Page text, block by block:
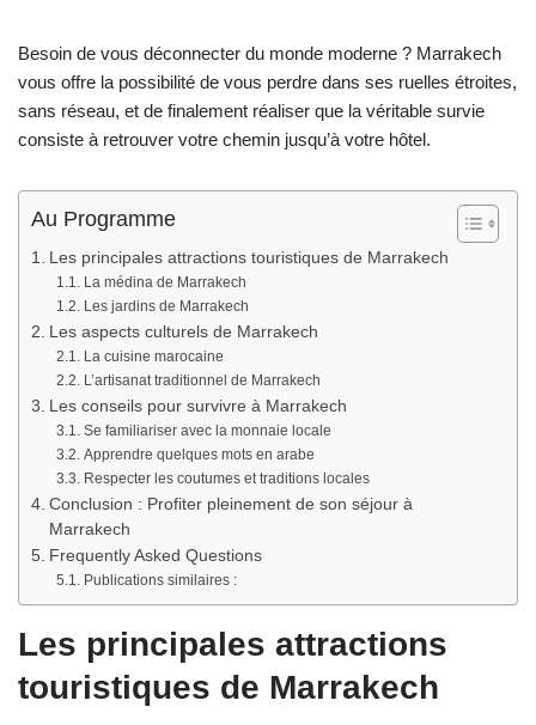
Besoin de vous déconnecter du monde moderne ? Marrakech
vous offre la possibilité de vous perdre dans ses ruelles étroites,
sans réseau, et de finalement réaliser que la véritable survie
consiste à retrouver votre chemin jusqu’à votre hôtel.
Au Programme
Les principales attractions touristiques de Marrakech
La médina de Marrakech
Les jardins de Marrakech
Les aspects culturels de Marrakech
La cuisine marocaine
L’artisanat traditionnel de Marrakech
Les conseils pour survivre à Marrakech
Se familiariser avec la monnaie locale
Apprendre quelques mots en arabe
Respecter les coutumes et traditions locales
Conclusion : Profiter pleinement de son séjour à
Marrakech
Frequently Asked Questions
Publications similaires :
Les principales attractions
touristiques de Marrakech